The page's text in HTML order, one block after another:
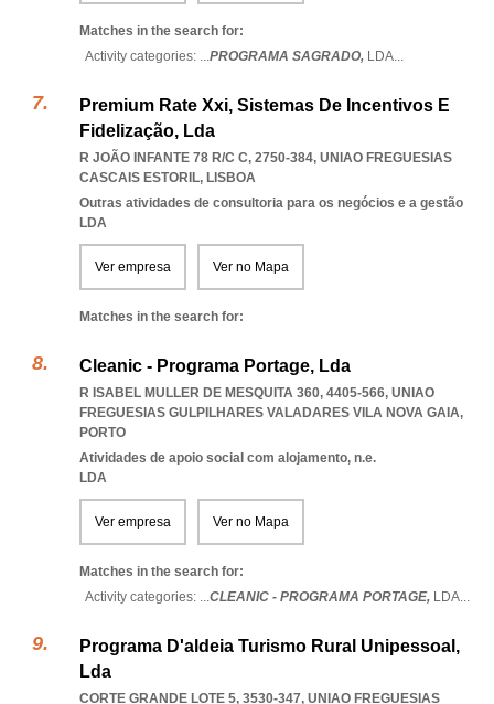
Matches in the search for:
Activity categories: ...PROGRAMA SAGRADO, LDA...
Premium Rate Xxi, Sistemas De Incentivos E
Fidelização, Lda
R JOÃO INFANTE 78 R/C C, 2750-384, UNIAO FREGUESIAS
CASCAIS ESTORIL, LISBOA
Outras atividades de consultoria para os negócios e a gestão
LDA
Ver empresa Ver no Mapa
Matches in the search for:
Cleanic - Programa Portage, Lda
R ISABEL MULLER DE MESQUITA 360, 4405-566, UNIAO
FREGUESIAS GULPILHARES VALADARES VILA NOVA GAIA,
PORTO
Atividades de apoio social com alojamento, n.e.
LDA
Ver empresa Ver no Mapa
Matches in the search for:
Activity categories: ...CLEANIC - PROGRAMA PORTAGE, LDA...
Programa D'aldeia Turismo Rural Unipessoal,
Lda
CORTE GRANDE LOTE 5, 3530-347, UNIAO FREGUESIAS